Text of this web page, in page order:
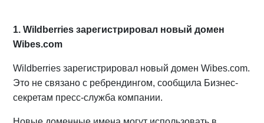
1. Wildberries зарегистрировал новый домен
Wibes.com
Wildberries зарегистрировал новый домен Wibes.com.
Это не связано с ребрендингом, сообщила Бизнес-
секретам пресс-служба компании.